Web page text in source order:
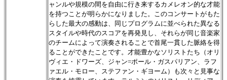
ャンルや規模の間を自由に行き来するカメレオン的な才能
を持つことが明らかになりました。このコンサートがもた
らした最大の感動は、同じプログラムに並べられた異なる
スタイルや時代のスコアを再発見し、それらが同じ音楽家
のチームによって演奏されることで首尾一貫した脈絡を得
ることができたことです。才能豊かなソリストたち（オリ
ヴィエ・ドワーズ、ジャン=ポール・ガスパリアン、ラフ
ァエル・モロー、ステファン・ギヨーム）も次々と見事な